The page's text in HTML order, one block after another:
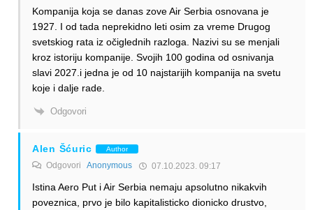
Kompanija koja se danas zove Air Serbia osnovana je
1927. I od tada neprekidno leti osim za vreme Drugog
svetskiog rata iz očiglednih razloga. Nazivi su se menjali
kroz istoriju kompanije. Svojih 100 godina od osnivanja
slavi 2027.i jedna je od 10 najstarijih kompanija na svetu
koje i dalje rade.
Odgovori
Alen Šćuric Author
Odgovori Anonymous 07.10.2023. 09:17
Istina Aero Put i Air Serbia nemaju apsolutno nikakvih
poveznica, prvo je bilo kapitalisticko dionicko drustvo,